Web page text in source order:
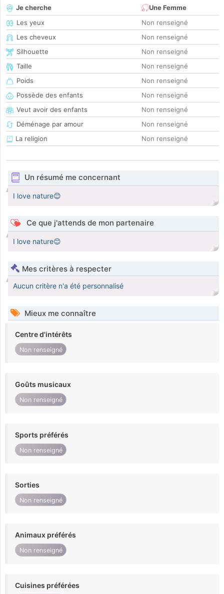
Je cherche
Une Femme
Les yeux
Non renseigné
Les cheveux
Non renseigné
Silhouette
Non renseigné
Taille
Non renseigné
Poids
Non renseigné
Possède des enfants
Non renseigné
Veut avoir des enfants
Non renseigné
Déménage par amour
Non renseigné
La religion
Non renseigné
Un résumé me concernant
I love nature😊
Ce que j'attends de mon partenaire
I love nature😊
Mes critères à respecter
Aucun critère n'a été personnalisé
Mieux me connaître
Centre d'intérêts
Non renseigné
Goûts musicaux
Non renseigné
Sports préférés
Non renseigné
Sorties
Non renseigné
Animaux préférés
Non renseigné
Cuisines préférées